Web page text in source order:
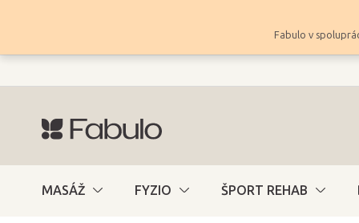
Fabulo v
MASÁŽ FYZIO ŠPORT REHAB